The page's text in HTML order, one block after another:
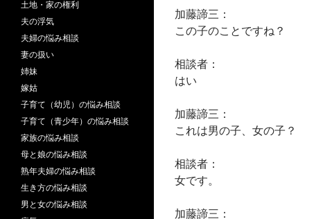
加藤諦三：
この子のことですね？
相談者：
はい
加藤諦三：
これは男の子、女の子？
相談者：
女です。
加藤諦三：
土地・家の権利
夫の浮気
夫婦の悩み相談
妻の扱い
姉妹
嫁姑
子育て（幼児）の悩み相談
子育て（青少年）の悩み相談
家族の悩み相談
母と娘の悩み相談
熟年夫婦の悩み相談
生き方の悩み相談
男と女の悩み相談